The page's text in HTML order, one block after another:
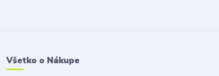
Všetko o Nákupe